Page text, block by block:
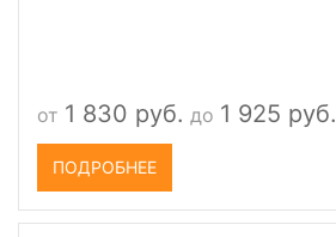
от 1 830 руб. до 1 925 руб.
ПОДРОБНЕЕ